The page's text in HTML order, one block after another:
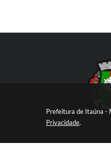
Prefeitura de Itaúna -
Privacidade.